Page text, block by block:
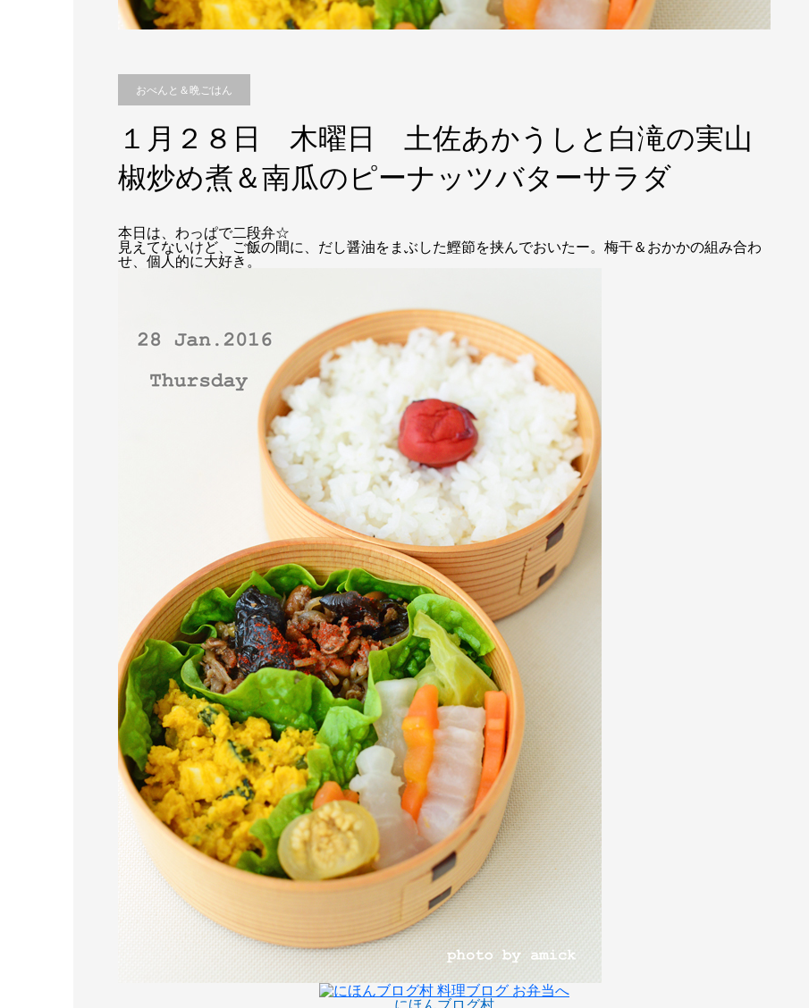
おべんと＆晩ごはん
１月２８日 木曜日 土佐あかうしと白滝の実山
椒炒め煮＆南瓜のピーナッツバターサラダ
本日は、わっぱで二段弁☆
見えてないけど、ご飯の間に、だし醤油をまぶした鰹節を挟んでおいたー。梅干＆おかかの組み合わ
せ、個人的に大好き。